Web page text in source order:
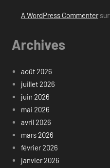
A WordPress Commentersur
Archives
août 2026
juillet 2026
juin 2026
mai 2026
avril 2026
mars 2026
février 2026
janvier 2026